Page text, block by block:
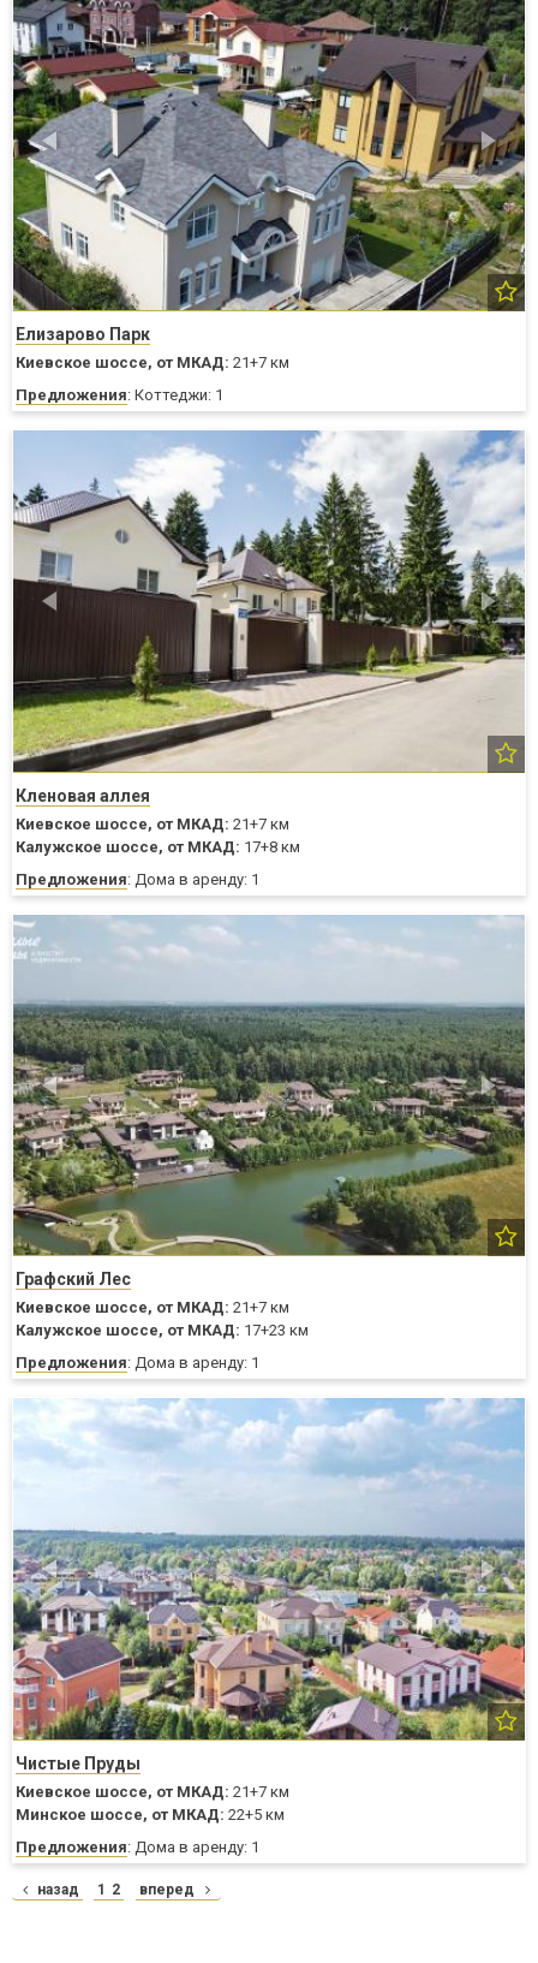
Елизарово Парк
Киевское шоссе, от МКАД: 21+7 км
Предложения: Коттеджи: 1
Кленовая аллея
Киевское шоссе, от МКАД: 21+7 км
Калужское шоссе, от МКАД: 17+8 км
Предложения: Дома в аренду: 1
Графский Лес
Киевское шоссе, от МКАД: 21+7 км
Калужское шоссе, от МКАД: 17+23 км
Предложения: Дома в аренду: 1
Чистые Пруды
Киевское шоссе, от МКАД: 21+7 км
Минское шоссе, от МКАД: 22+5 км
Предложения: Дома в аренду: 1
назад 1 2 вперед